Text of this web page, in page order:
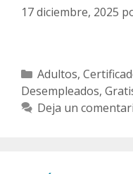
17 diciembre, 2025
Categorías
Adultos,
Desempleados,
Deja un